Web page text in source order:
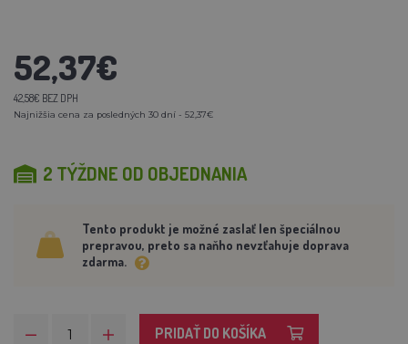
52,37€
42,58€ BEZ DPH
Najnižšia cena za posledných 30 dní - 52,37€
2 TÝŽDNE OD OBJEDNANIA
Tento produkt je možné zaslať len špeciálnou
prepravou, preto sa naňho nevzťahuje doprava
zdarma.
PRIDAŤ DO KOŠÍKA